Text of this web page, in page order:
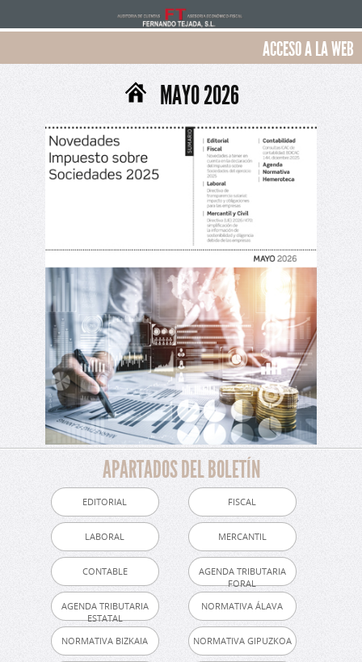
ACCESO A LA WEB
MAYO 2026
APARTADOS DEL BOLETÍN
EDITORIAL FISCAL
LABORAL MERCANTIL
CONTABLE
AGENDA TRIBUTARIA
FORAL
AGENDA TRIBUTARIA
ESTATAL
NORMATIVA ÁLAVA
NORMATIVA BIZKAIA NORMATIVA GIPUZKOA